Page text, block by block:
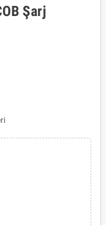
Şarj